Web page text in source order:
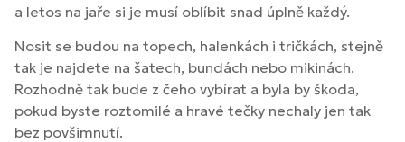
a letos na jaře si je musí oblíbit snad úplně každý.
Nosit se budou na topech, halenkách i tričkách, stejně
tak je najdete na šatech, bundách nebo mikinách.
Rozhodně tak bude z čeho vybírat a byla by škoda,
pokud byste roztomilé a hravé tečky nechaly jen tak
bez povšimnutí.